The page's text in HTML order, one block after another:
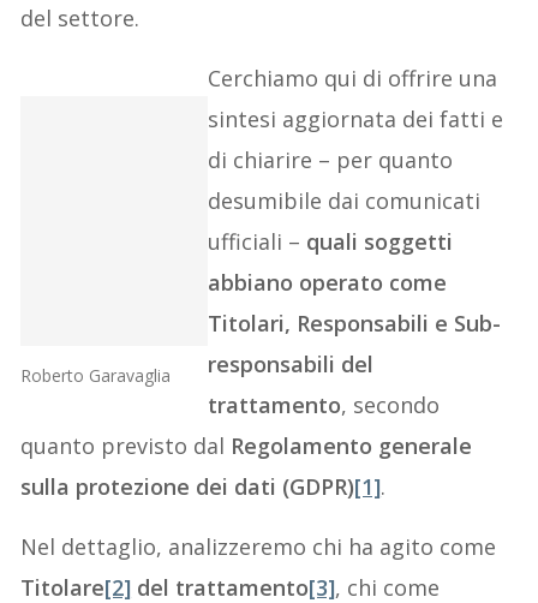
del settore.
Roberto Garavaglia
Cerchiamo qui di offrire una
sintesi aggiornata dei fatti e
di chiarire – per quanto
desumibile dai comunicati
ufficiali – quali soggetti
abbiano operato come
Titolari, Responsabili e Sub-
responsabili del
trattamento, secondo
quanto previsto dal Regolamento generale
sulla protezione dei dati (GDPR)[1].
Nel dettaglio, analizzeremo chi ha agito come
Titolare[2] del trattamento[3], chi come